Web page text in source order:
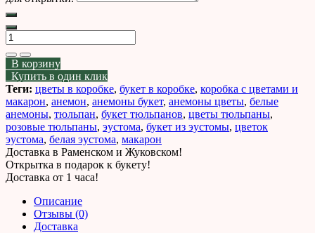
В корзину
Купить в один клик
Теги: цветы в коробке, букет в коробке, коробка с цветами и
макарон, анемон, анемоны букет, анемоны цветы, белые
анемоны, тюльпан, букет тюльпанов, цветы тюльпаны,
розовые тюльпаны, эустома, букет из эустомы, цветок
эустома, белая эустома, макарон
Доставка в Раменском и Жуковском!
Открытка в подарок к букету!
Доставка от 1 часа!
Описание
Отзывы (0)
Доставка